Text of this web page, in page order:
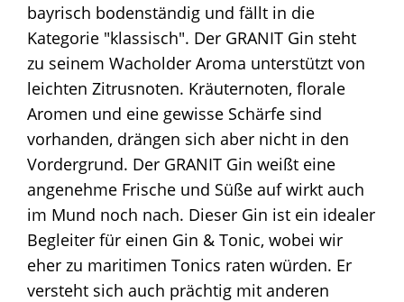
bayrisch bodenständig und fällt in die
Kategorie "klassisch". Der GRANIT Gin steht
zu seinem Wacholder Aroma unterstützt von
leichten Zitrusnoten. Kräuternoten, florale
Aromen und eine gewisse Schärfe sind
vorhanden, drängen sich aber nicht in den
Vordergrund. Der GRANIT Gin weißt eine
angenehme Frische und Süße auf wirkt auch
im Mund noch nach. Dieser Gin ist ein idealer
Begleiter für einen Gin & Tonic, wobei wir
eher zu maritimen Tonics raten würden. Er
versteht sich auch prächtig mit anderen